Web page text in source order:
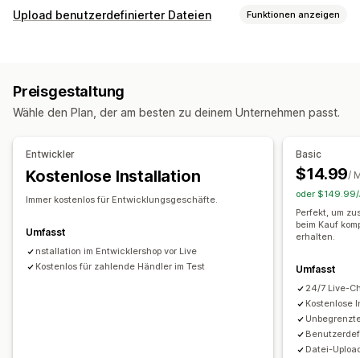
Anpassung
Benutzerdefinierte CSS
Vorschau
Übersetzung Variantenanzeige
Preisgestaltung
Massenpreise
Bedingte Preisgestaltung
Benachrichtigungen über niedrige Lagerbestände
Anzeige der verfügbaren Artikel
Upload benutzerdefinierter Dateien Funktionen anzeigen
Dateimanagement
Preisgestaltung
Wähle den Plan, der am besten zu deinem Unternehmen passt.
Entwickler
Kostenlose Installation
Immer kostenlos für Entwicklungsgeschäfte.
Umfasst
nstallation im Entwicklershop vor Live
Kostenlos für zahlende Händler im Test
Basic
$14.99/
oder $149.99/
Perfekt, um
beim Kauf
erhalten.
Umfasst
24/7 Live-
Kostenlose
Datei-